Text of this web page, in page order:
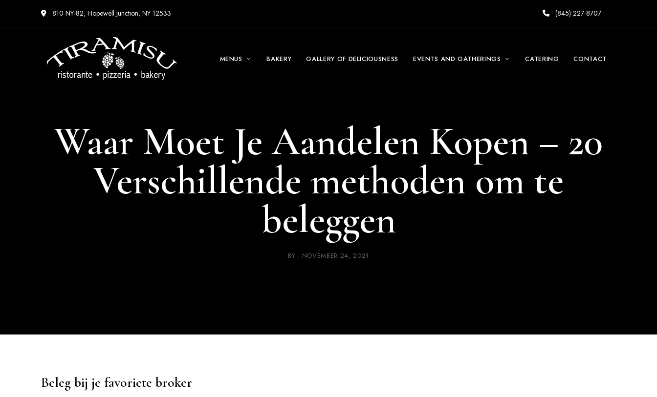
810 NY-82, Hopewell Junction, NY 12533 (845) 227-8707
MENUS BAKERY GALLERY OF DELICIOUSNESS EVENTS AND GATHERINGS CATERING CONTACT
Waar Moet Je Aandelen Kopen – 20
Verschillende methoden om te
beleggen
BY NOVEMBER 24, 2021
Beleg bij je favoriete broker